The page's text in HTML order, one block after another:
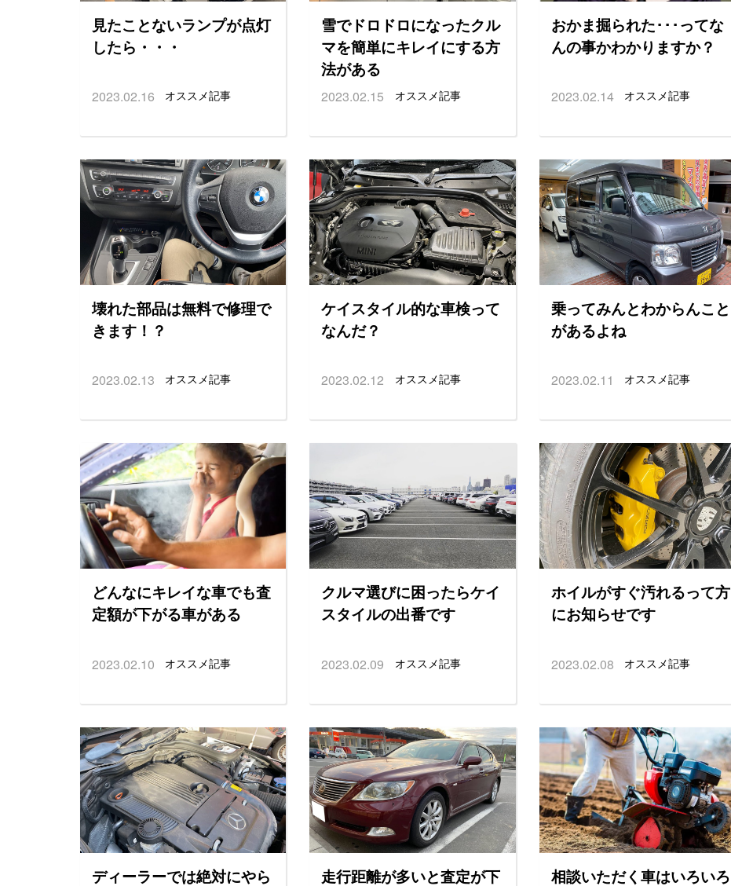
見たことないランプが点灯
したら・・・
2023.02.16 オススメ記事
雪でドロドロになったクル
マを簡単にキレイにする方
法がある
2023.02.15 オススメ記事
おかま掘られた･･･ってな
んの事かわかりますか？
2023.02.14 オススメ記事
壊れた部品は無料で修理で
きます！？
2023.02.13 オススメ記事
ケイスタイル的な車検って
なんだ？
2023.02.12 オススメ記事
乗ってみんとわからんこと
があるよね
2023.02.11 オススメ記事
どんなにキレイな車でも査
定額が下がる車がある
2023.02.10 オススメ記事
クルマ選びに困ったらケイ
スタイルの出番です
2023.02.09 オススメ記事
ホイルがすぐ汚れるって方
にお知らせです
2023.02.08 オススメ記事
ディーラーでは絶対にやら 走行距離が多いと査定が下 相談いただく車はいろいろ